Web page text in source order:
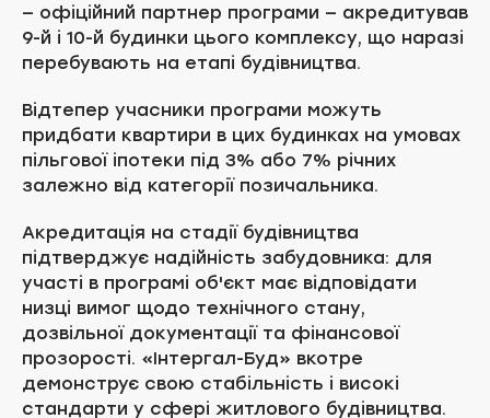
— офіційний партнер програми — акредитував
9-й і 10-й будинки цього комплексу, що наразі
перебувають на етапі будівництва.
Відтепер учасники програми можуть
придбати квартири в цих будинках на умовах
пільгової іпотеки під 3% або 7% річних
залежно від категорії позичальника.
Акредитація на стадії будівництва
підтверджує надійність забудовника: для
участі в програмі об'єкт має відповідати
низці вимог щодо технічного стану,
дозвільної документації та фінансової
прозорості. «Інтергал-Буд» вкотре
демонструє свою стабільність і високі
стандарти у сфері житлового будівництва.